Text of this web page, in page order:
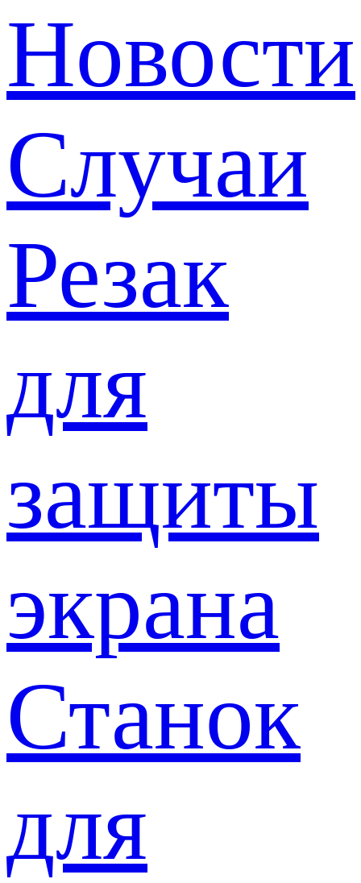
Новости
Случаи
Резак
для
защиты
экрана
Станок
для